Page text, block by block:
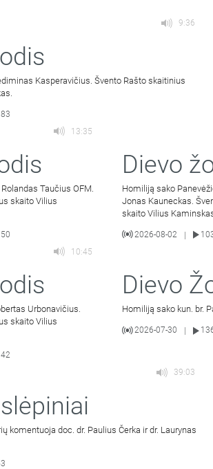
9:36
Kasperavičius. Švento Rašto skaitinius
13:35
Taučius OFM.
skaito Vilius
Dievo
Homiliją sako
Jonas Kauneckas.
skaito Vilius
2026-08-02 |
10:45
Urbonavičius.
skaito Vilius
Dievo
Homiliją sako kun. br.
2026-07-30
39:03
komentuoja doc. dr. Paulius Čerka ir dr. Laurynas